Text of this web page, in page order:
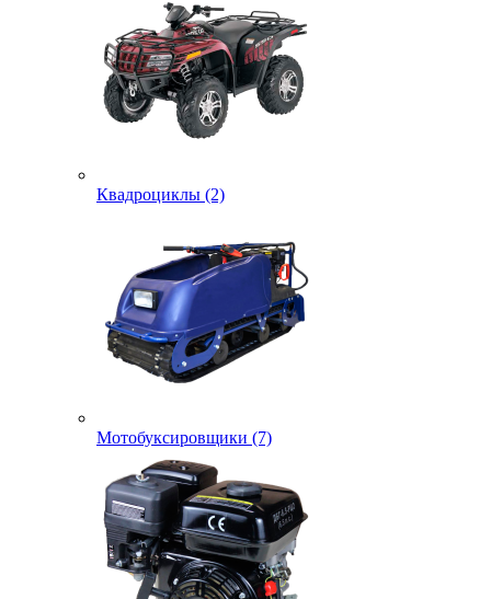
Квадроциклы (2)
Мотобуксировщики (7)